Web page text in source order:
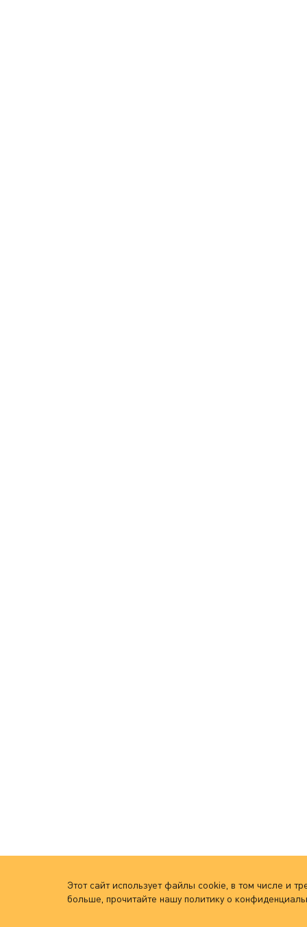
Этот сайт использует файлы cookie, в том числе и
больше, прочитайте нашу политику о